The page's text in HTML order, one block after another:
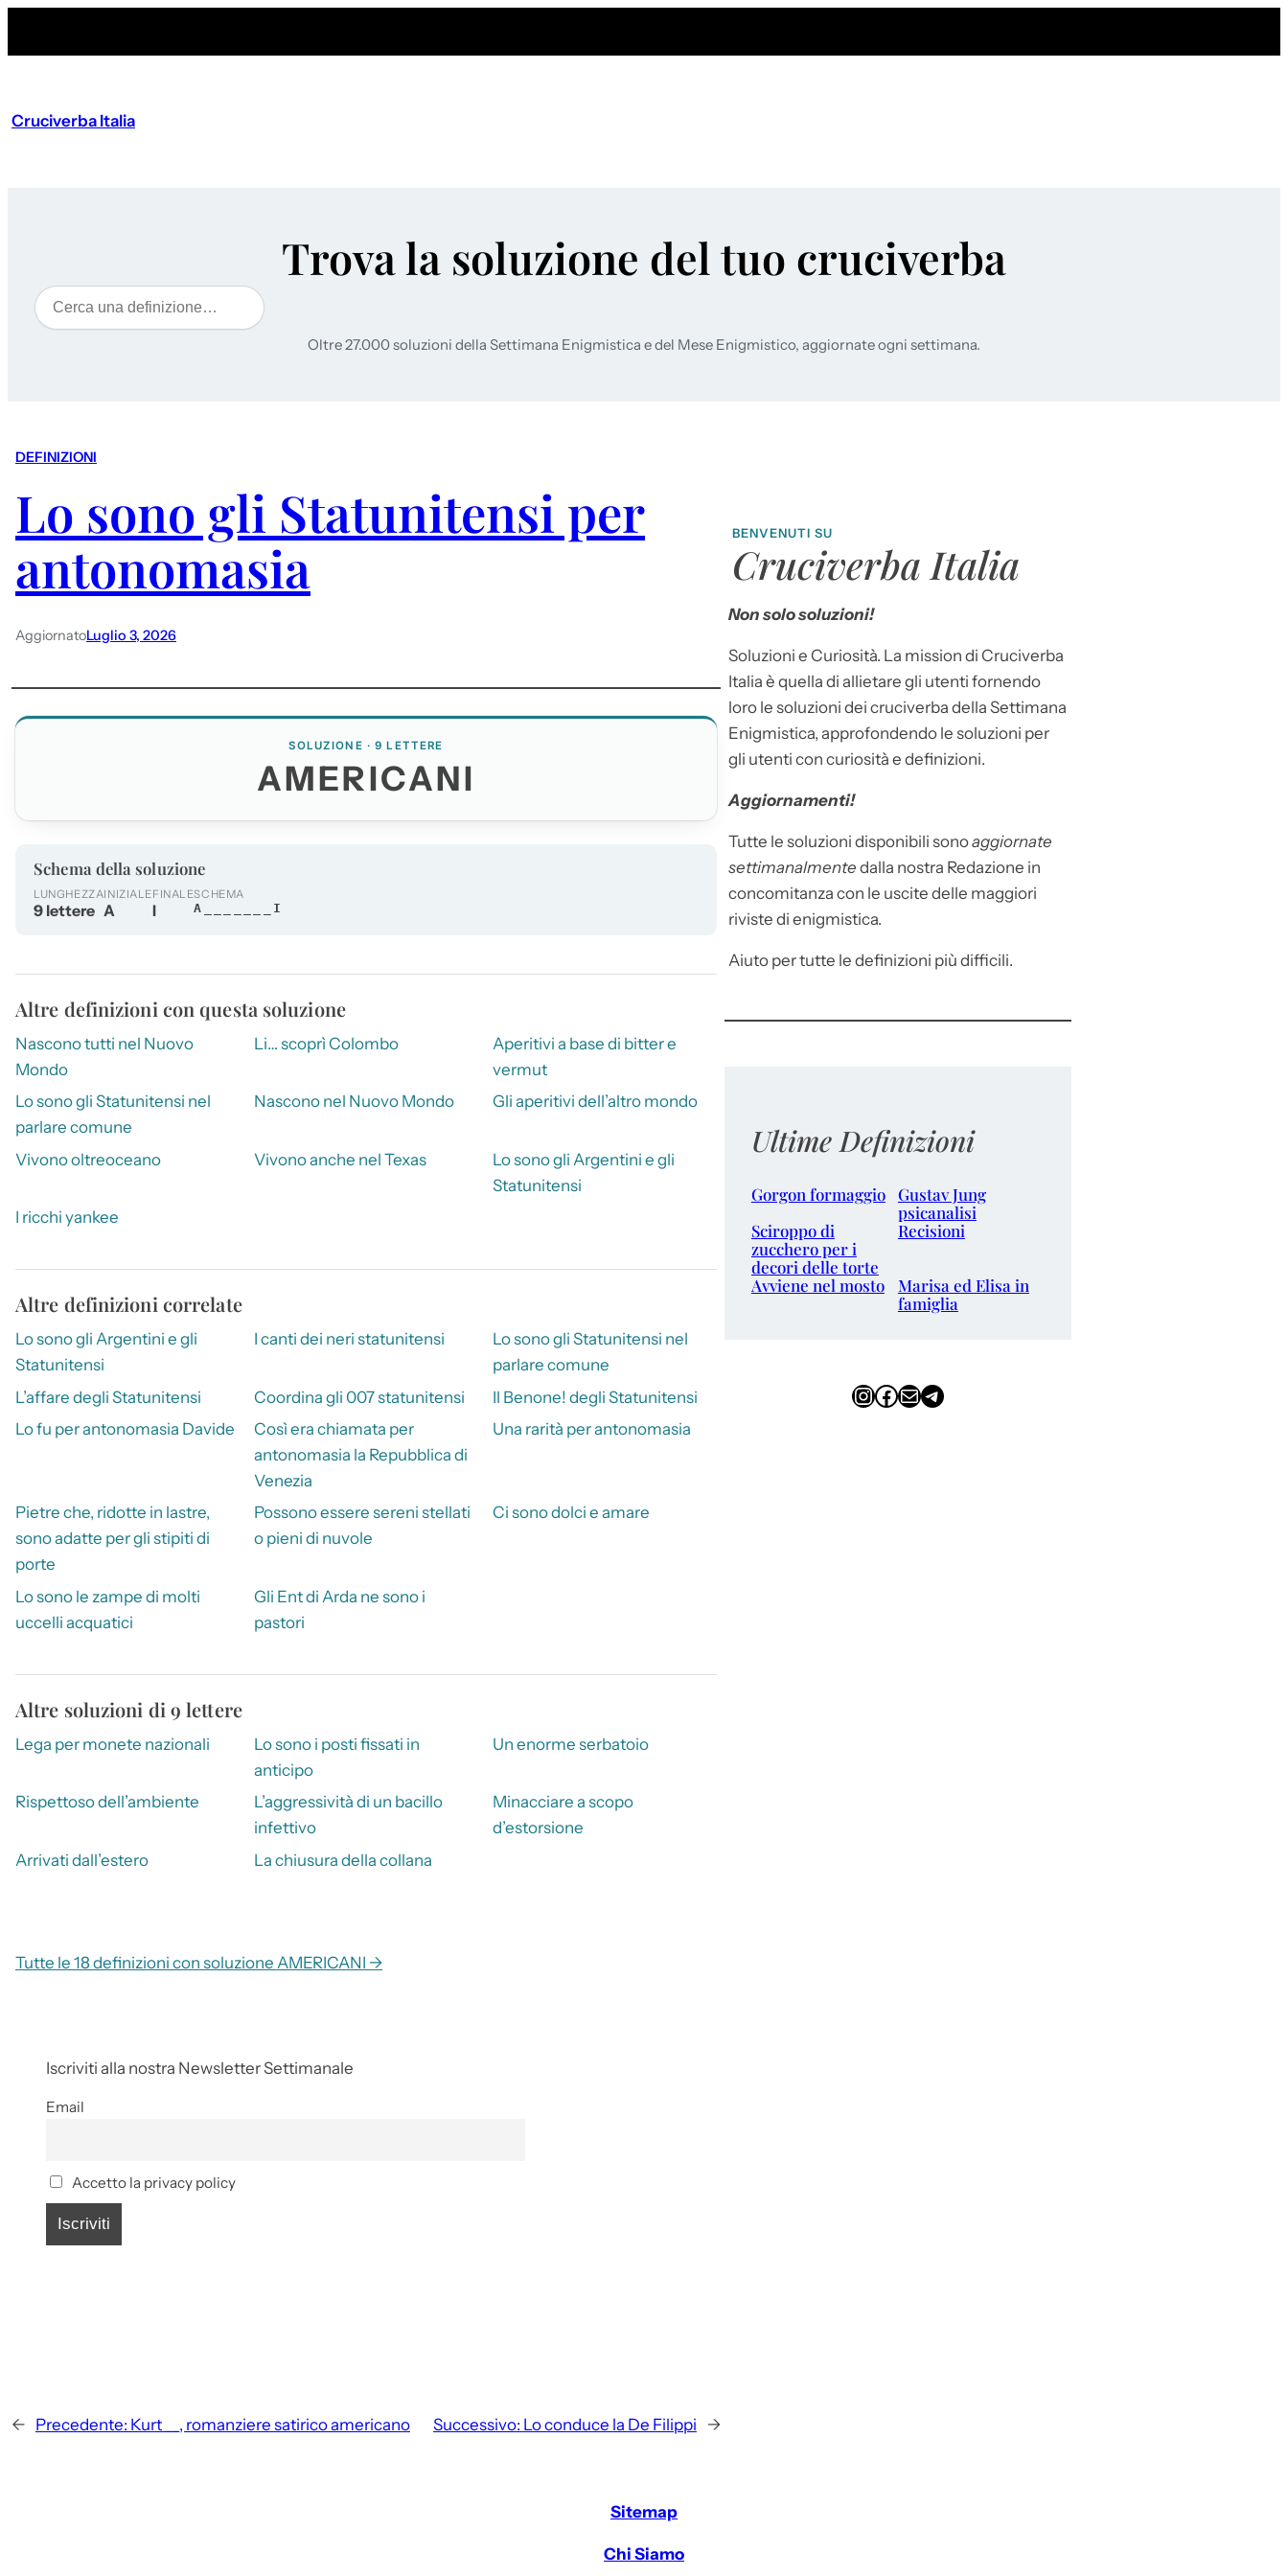
Cruciverba Italia
Trova la soluzione del tuo cruciverba
Cerca
Oltre 27.000 soluzioni della Settimana Enigmistica e del Mese Enigmistico, aggiornate ogni settimana.
DEFINIZIONI
Lo sono gli Statunitensi per
antonomasia
AggiornatoLuglio 3, 2026
SOLUZIONE · 9 LETTERE
AMERICANI
Schema della soluzione
LUNGHEZZA
9 lettere
INIZIALE
A
FINALE
I
SCHEMA
A_______I
Altre definizioni con questa soluzione
Nascono tutti nel Nuovo
Mondo
Li… scoprì Colombo
Aperitivi a base di bitter e
vermut
Lo sono gli Statunitensi nel
parlare comune
Nascono nel Nuovo Mondo Gli aperitivi dell’altro mondo
Vivono oltreoceano Vivono anche nel Texas
Lo sono gli Argentini e gli
Statunitensi
I ricchi yankee
Altre definizioni correlate
Lo sono gli Argentini e gli
Statunitensi
I canti dei neri statunitensi
Lo sono gli Statunitensi nel
parlare comune
L’affare degli Statunitensi
Coordina gli 007 statunitensi
Il Benone! degli Statunitensi
Lo fu per antonomasia Davide
Così era chiamata per
antonomasia la Repubblica di
Venezia
Una rarità per antonomasia
Pietre che, ridotte in lastre,
sono adatte per gli stipiti di
porte
Possono essere sereni stellati
o pieni di nuvole
Ci sono dolci e amare
Lo sono le zampe di molti
uccelli acquatici
Gli Ent di Arda ne sono i
pastori
Altre soluzioni di 9 lettere
Lega per monete nazionali
Lo sono i posti fissati in
anticipo
Un enorme serbatoio
Rispettoso dell’ambiente
L’aggressività di un bacillo
infettivo
Minacciare a scopo
d’estorsione
Arrivati dall’estero
La chiusura della collana
Tutte le 18 definizioni con soluzione AMERICANI →
Iscriviti alla nostra Newsletter Settimanale
Email
Accetto la privacy policy
← Precedente: Kurt __, romanziere satirico americano Successivo: Lo conduce la De Filippi →
BENVENUTI SU
Cruciverba Italia
Non solo soluzioni!
Soluzioni e Curiosità. La mission di Cruciverba
Italia è quella di allietare gli utenti fornendo
loro le soluzioni dei cruciverba della Settimana
Enigmistica, approfondendo le soluzioni per
gli utenti con curiosità e definizioni.
Aggiornamenti!
Tutte le soluzioni disponibili sonoaggiornate
settimanalmente dalla nostra Redazione in
concomitanza con le uscite delle maggiori
riviste di enigmistica.
Aiuto per tutte le definizioni più difficili.
Ultime Definizioni
Gorgon formaggio Gustav Jung
psicanalisi
Sciroppo di
zucchero per i
decori delle torte
Recisioni
Avviene nel mosto
Marisa ed Elisa in
famiglia
InstagramFacebook Email Telegram
Sitemap
Chi Siamo